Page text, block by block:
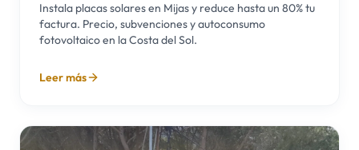
Instala placas solares en Mijas y reduce hasta un 80% tu
factura. Precio, subvenciones y autoconsumo
fotovoltaico en la Costa del Sol.
Leer más